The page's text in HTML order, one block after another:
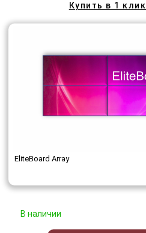
Купить в 1 клик
EliteBoard Array
В наличии